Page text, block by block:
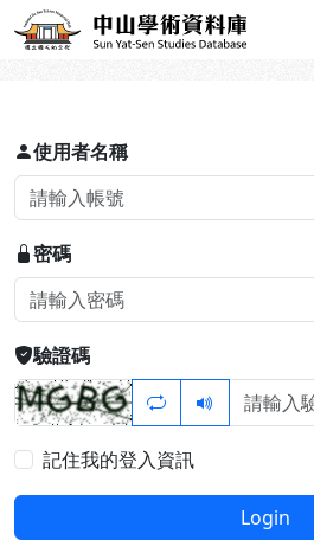
跳到主要內容
中山學術資料庫
登入
使用者名稱
密碼
驗證碼
記住我的登入資訊
Login